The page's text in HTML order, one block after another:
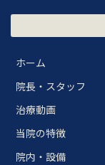
ホーム
院長・スタッフ
治療動画
当院の特徴
院内・設備